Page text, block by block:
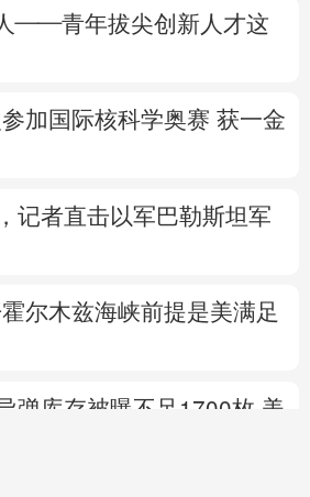
——青年拔尖创新人才这
加国际核科学奥赛 获一金
记者直击以军巴勒斯坦军
尔木兹海峡前提是美满足
弹库存被曝不足1700枚 美